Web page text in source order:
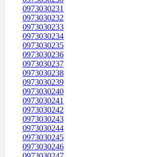
0973030231
0973030232
0973030233
0973030234
0973030235
0973030236
0973030237
0973030238
0973030239
0973030240
0973030241
0973030242
0973030243
0973030244
0973030245
0973030246